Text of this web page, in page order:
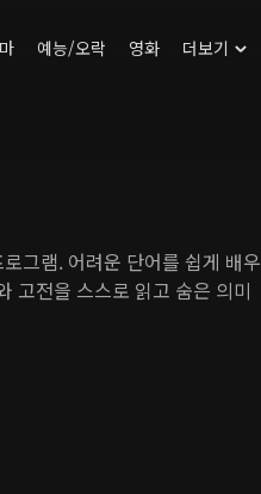
예능/오락 영화 더보기
그램. 어려운 단어를 쉽게 배우
고전을 스스로 읽고 숨은 의미